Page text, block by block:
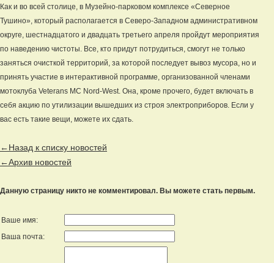
Как и во всей столице, в Музейно-парковом комплексе «Северное
Тушино», который располагается в Северо-Западном административном
округе, шестнадцатого и двадцать третьего апреля пройдут мероприятия
по наведению чистоты. Все, кто придут потрудиться, смогут не только
заняться очисткой территорий, за которой последует вывоз мусора, но и
принять участие в интерактивной программе, организованной членами
мотоклуба Veterans MC Nord-West. Она, кроме прочего, будет включать в
себя акцию по утилизации вышедших из строя электроприборов. Если у
вас есть такие вещи, можете их сдать.
←Назад к списку новостей
←Архив новостей
Данную страницу никто не комментировал. Вы можете стать первым.
Ваше имя:
Ваша почта: